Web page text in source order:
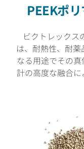
PEEKポ
ビクトレックス
は、耐熱性、耐
なる用途でその
計の高度な融合